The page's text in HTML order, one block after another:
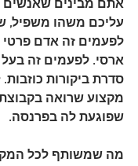
אתם מבינים שאנשים
עליכם משהו משפיל,
לפעמים זה אדם פרטי
ארסי. לפעמים זה
סדרת ביקורות
שפוגעת לה בפרנסה.
מה שמשותף לכל